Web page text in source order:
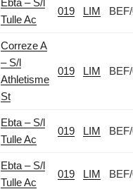
Tulle Ac
019 LIM
Correze A
– S/l
Athletisme
St
019 LIM
Ebta – S/l
Tulle Ac
019 LIM
Ebta – S/l
Tulle Ac
019 LIM